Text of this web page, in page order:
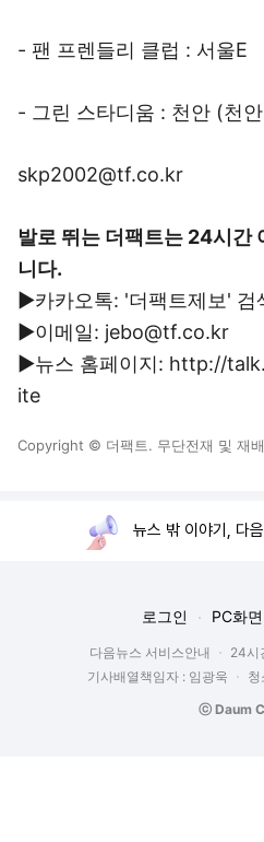
- 팬 프렌들리 클럽 : 서울E
- 그린 스타디움 : 천안 (천
skp2002@tf.co.kr
발로 뛰는 더팩트는 24시간
니다.
▶카카오톡: '더팩트제보' 검
▶이메일: jebo@tf.co.kr
▶뉴스 홈페이지: http://
ite
Copyright © 더팩트. 무단전재 및 재
뉴스 밖 이야기, 다
로그인 PC화면
다음뉴스 서비스안내 24시
기사배열책임자 : 임광욱
청
ⓒ Daum